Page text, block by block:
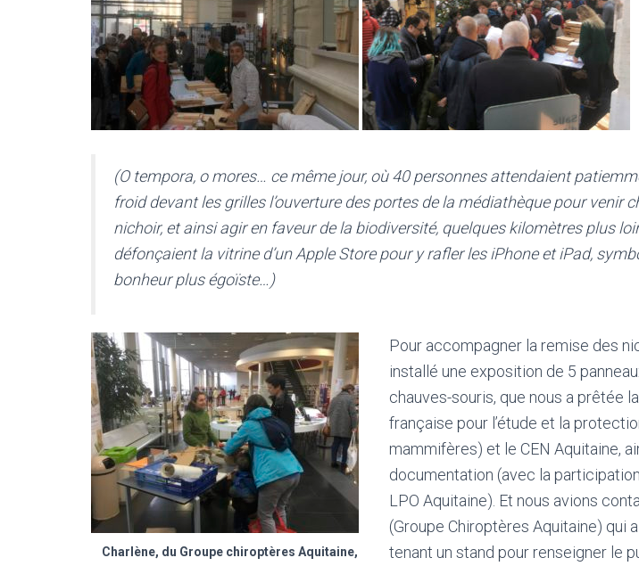
(O tempora, o mores… ce même jour, où 40 personnes attendaient
froid devant les grilles l’ouverture des portes de la médiathèque pour venir
nichoir, et ainsi agir en faveur de la biodiversité, quelques kilomètres plus
défonçaient la vitrine d’un Apple Store pour y rafler les iPhone et iPad,
bonheur plus égoïste…)
Charlène, du Groupe chiroptères Aquitaine,
Pour accompagner la remise des
installé une exposition de 5
chauves-souris, que nous a prêtée
française pour l’étude et la
mammifères) et le CEN Aquitaine,
documentation (avec la
LPO Aquitaine). Et nous avions
(Groupe Chiroptères Aquitaine) qui
tenant un stand pour renseigner le